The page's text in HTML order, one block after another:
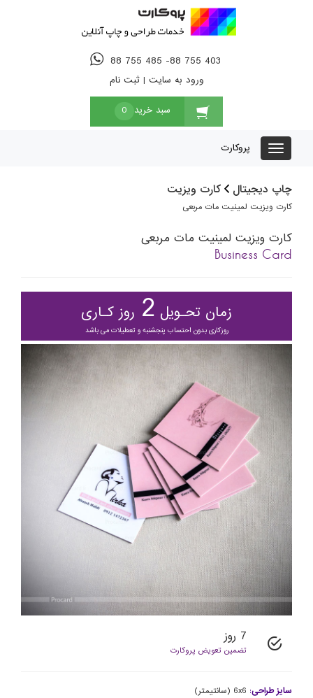
88 755 485 -88 755 403
ورود به سایت |ثبت نام
سبد خرید 0
پروکارت
چاپ دیجیتال کارت ویزیت
کارت ویزیت لمینیت مات مربعی
کارت ویزیت لمینیت مات مربعی
Business Card
زمان تحـویل 2 روز کـاری
روزکاری بدون احتساب پنجشنبه و تعطیلات می باشد
7 روز
تضمین تعویض پروکارت
سایز طراحی: 6x6 (سانتیمتر)